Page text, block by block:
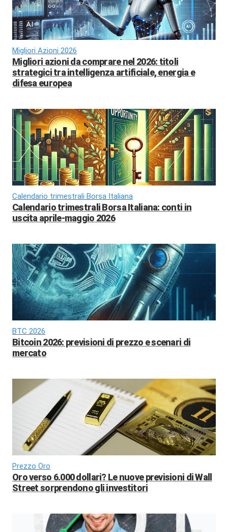
Migliori Azioni 2026
Migliori azioni da comprare nel 2026: titoli
strategici tra intelligenza artificiale, energia e
difesa europea
Calendario trimestrali Borsa Italiana
Calendario trimestrali Borsa Italiana: conti in
uscita aprile-maggio 2026
BTC 2026
Bitcoin 2026: previsioni di prezzo e scenari di
mercato
Prezzo Oro
Oro verso 6.000 dollari? Le nuove previsioni di Wall
Street sorprendono gli investitori